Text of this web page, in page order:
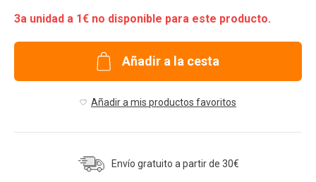
3a unidad a 1€ no disponible para este producto.
Añadir a la cesta
Añadir a mis productos favoritos
Envío gratuito a partir de 30€